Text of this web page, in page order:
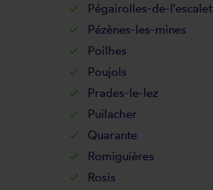
Pégairolles-de-
Pézènes-les-mines
Poilhes
Poujols
Prades-le-lez
Puilacher
Quarante
Romiguières
Rosis